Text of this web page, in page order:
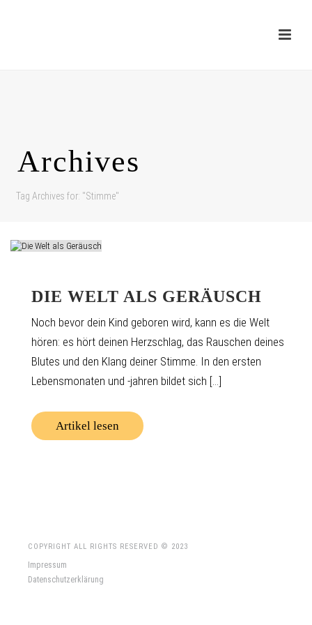
Archives
Tag Archives for: "Stimme"
DIE WELT ALS GERÄUSCH
Noch bevor dein Kind geboren wird, kann es die Welt
hören: es hört deinen Herzschlag, das Rauschen deines
Blutes und den Klang deiner Stimme. In den ersten
Lebensmonaten und -jahren bildet sich [...]
Artikel lesen
COPYRIGHT ALL RIGHTS RESERVED © 2023
Impressum
Datenschutzerklärung